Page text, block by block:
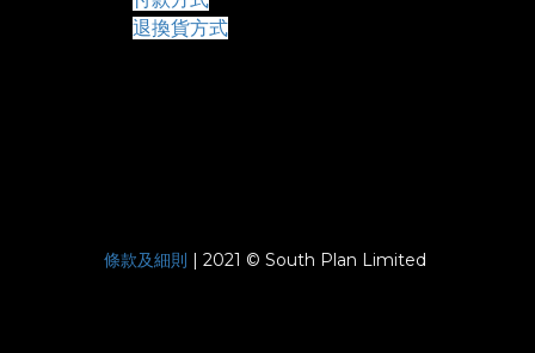
退換貨方式
條款及細則 | 2021 © South Plan Limited